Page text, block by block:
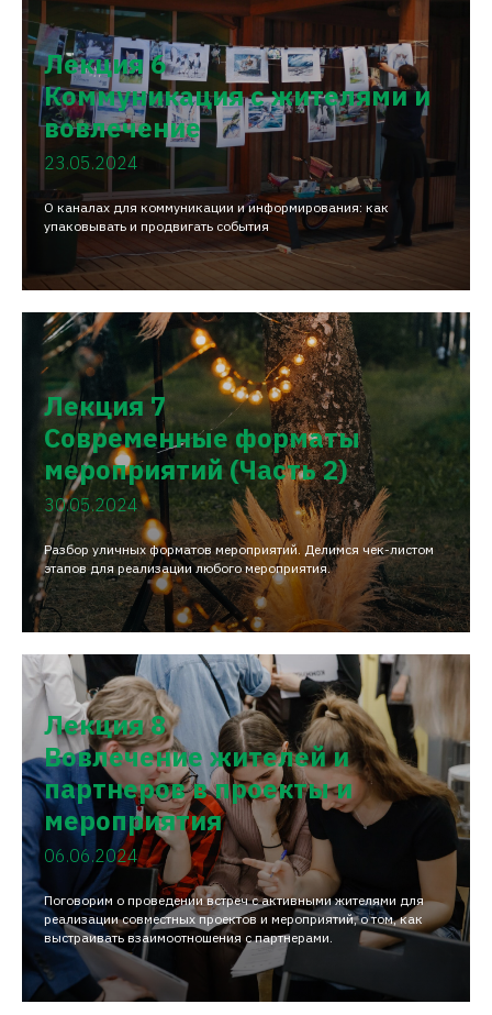
Лекция 6
Коммуникация с жителями и
вовлечение
23.05.2024
О каналах для коммуникации и информирования: как
упаковывать и продвигать события
Лекция 7
Современные форматы
мероприятий (Часть 2)
30.05.2024
Разбор уличных форматов мероприятий. Делимся чек-листом
этапов для реализации любого мероприятия.
Лекция 8
Вовлечение жителей и
партнеров в проекты и
мероприятия
06.06.2024
Поговорим о проведении встреч с активными жителями для
реализации совместных проектов и мероприятий, о том, как
выстраивать взаимоотношения с партнерами.